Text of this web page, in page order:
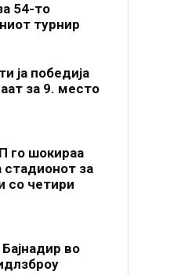
54-то
турнир
ја победија
за 9. место
го шокираа
стадионот за
со четири
во